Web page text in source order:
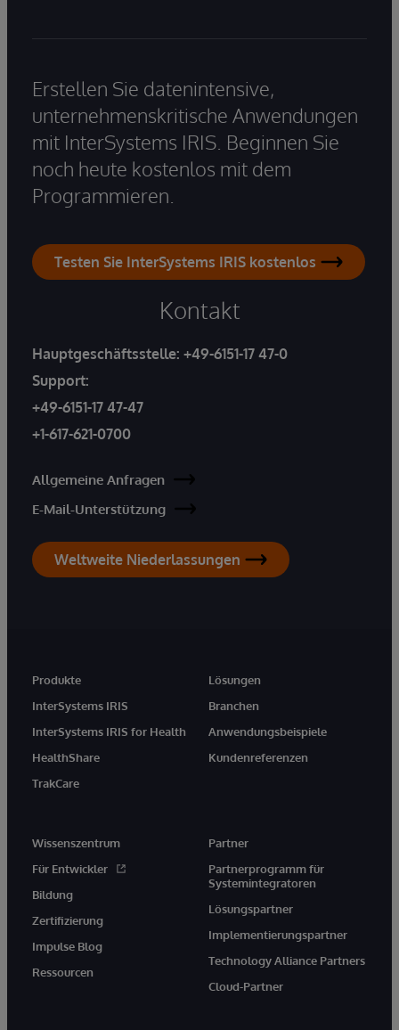
Erstellen Sie datenintensive,
unternehmenskritische Anwendungen
mit InterSystems IRIS. Beginnen Sie
noch heute kostenlos mit dem
Programmieren.
Testen Sie InterSystems IRIS kostenlos
Kontakt
Hauptgeschäftsstelle: +49-6151-17 47-0
Support:
+49-6151-17 47-47
+1-617-621-0700
Allgemeine Anfragen
E-Mail-Unterstützung
Weltweite Niederlassungen
Produkte
InterSystems IRIS
InterSystems IRIS for Health
HealthShare
TrakCare
Lösungen
Branchen
Anwendungsbeispiele
Kundenreferenzen
Wissenszentrum
Für Entwickler
Bildung
Zertifizierung
Impulse Blog
Ressourcen
Partner
Partnerprogramm für
Systemintegratoren
Lösungspartner
Implementierungspartner
Technology Alliance Partners
Cloud-Partner